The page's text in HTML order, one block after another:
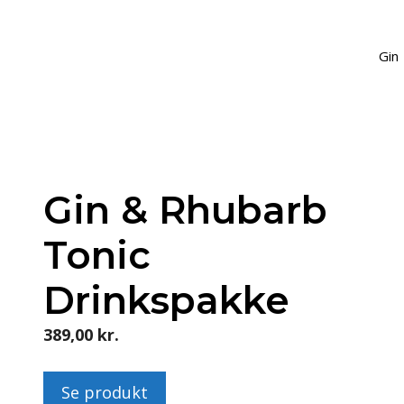
Gin
Gin & Rhubarb
Tonic
Drinkspakke
389,00 kr.
Se produkt